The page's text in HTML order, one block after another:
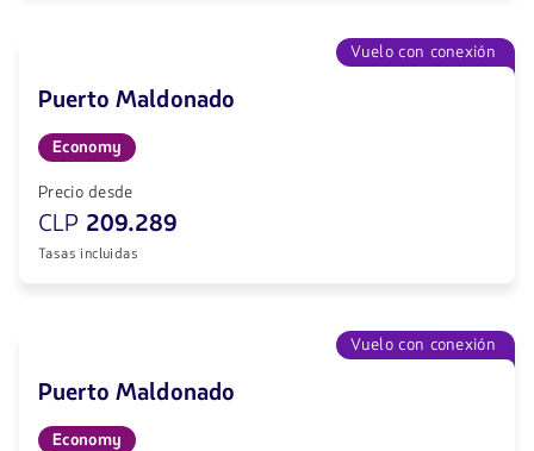
Vuelo con conexión
Puerto Maldonado
Economy
Precio desde
CLP 209.289
Tasas incluidas
Vuelo con conexión
Puerto Maldonado
Economy